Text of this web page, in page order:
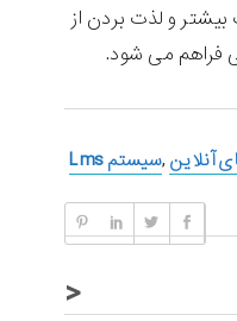
و لذت بردن از
فراهم می شود.
آنلاین ,سیستم Lms
<